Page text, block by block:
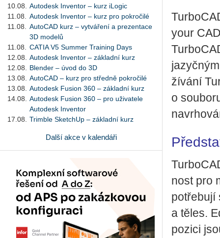
10.08.
Autodesk Inventor – kurz iLogic
11.08.
Autodesk Inventor – kurz pro pokročilé
11.08.
AutoCAD kurz – vytváření a prezentace
3D modelů
11.08.
CATIA V5 Summer Training Days
12.08.
Autodesk Inventor – základní kurz
12.08.
Blender – úvod do 3D
13.08.
AutoCAD – kurz pro středně pokročilé
13.08.
Autodesk Fusion 360 – základní kurz
14.08.
Autodesk Fusion 360 – pro uživatele
Autodesk Inventor
17.08.
Trimble SketchUp – základní kurz
Další akce v kalendáři
your
ží­vá­ní
o
nost pro
po­tře­bu­jí
a těles.
po­zi­ci